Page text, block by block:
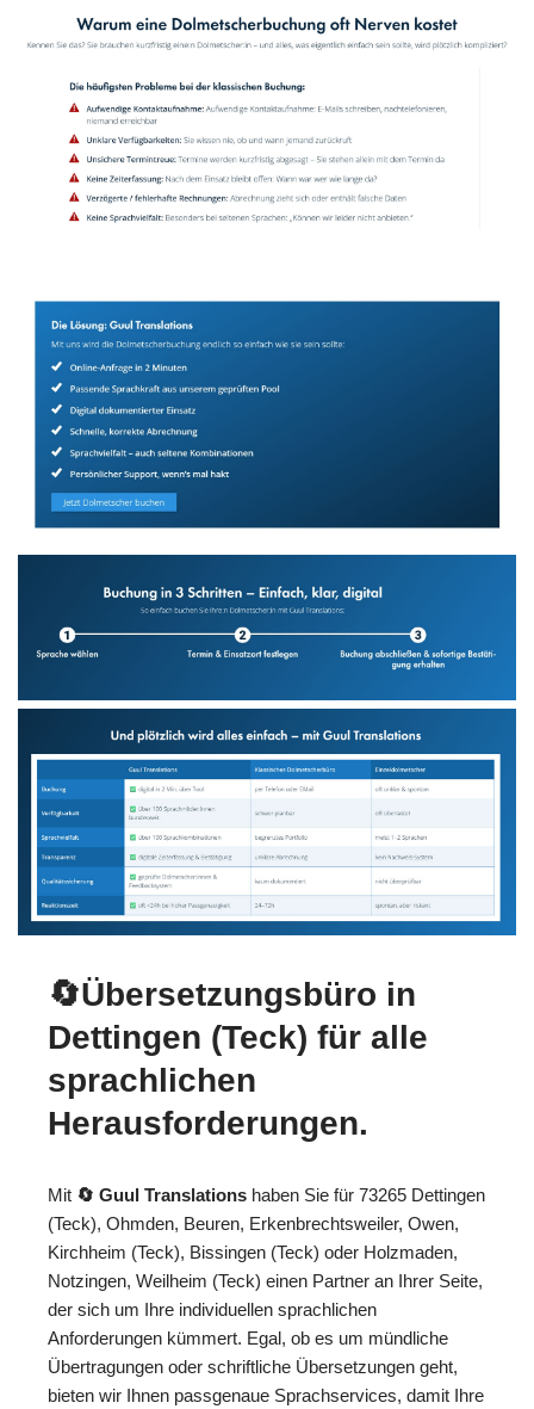
🔄Übersetzungsbüro in
Dettingen (Teck) für alle
sprachlichen
Herausforderungen.
Mit 🔄 Guul Translations haben Sie für 73265 Dettingen
(Teck), Ohmden, Beuren, Erkenbrechtsweiler, Owen,
Kirchheim (Teck), Bissingen (Teck) oder Holzmaden,
Notzingen, Weilheim (Teck) einen Partner an Ihrer Seite,
der sich um Ihre individuellen sprachlichen
Anforderungen kümmert. Egal, ob es um mündliche
Übertragungen oder schriftliche Übersetzungen geht,
bieten wir Ihnen passgenaue Sprachservices, damit Ihre